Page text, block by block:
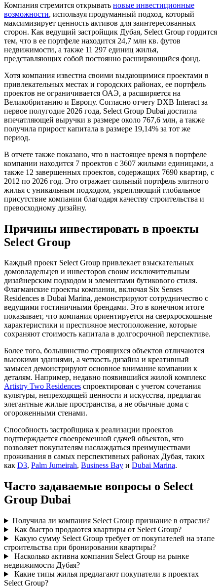
Компания стремится открывать новые инвестиционные
возможности, используя продуманный подход, который
максимизирует ценность активов для заинтересованных
сторон. Как ведущий застройщик Дубая, Select Group гордится
тем, что в ее портфеле находится 24,7 млн ​​кв. футов
недвижимости, а также 11 297 единиц жилья,
представляющих собой постоянно расширяющийся фонд.
Хотя компания известна своими выдающимися проектами в
привлекательных местах и ​​городских районах, ее портфель
проектов не ограничивается ОАЭ, а расширяется на
Великобританию и Европу. Согласно отчету DXB Interact за
первое полугодие 2026 года, Select Group Dubai достигла
впечатляющей выручки в размере около 767,6 млн, а также
получила прирост капитала в размере 19,14% за тот же
период.
В отчете также показано, что в настоящее время в портфеле
компании находится 7 проектов с 3607 жилыми единицами, а
также 12 завершенных проектов, содержащих 7690 квартир, с
2012 по 2026 год. Это отражает сильный портфель элитного
жилья с уникальным подходом, укрепляющий глобальное
присутствие компании благодаря качеству строительства и
превосходному дизайну.
Причины инвестировать в проекты
Select Group
Каждый проект Select Group привлекает взыскательных
домовладельцев и инвесторов своим исключительным
дизайнерским подходом и элементами бутикового стиля.
Флагманские проекты компании, включая Six Senses
Residences в Dubai Marina, демонстрируют сотрудничество с
ведущими гостиничными брендами. Это в конечном итоге
показывает, что компания ориентируется на сверхроскошные
характеристики и престижное местоположение, которые
сохраняют стоимость капитала в долгосрочной перспективе.
Более того, большинство строящихся объектов отличаются
высокими зданиями, а четкость дизайна и креативный
замысел демонстрируют основное внимание компании к
деталям. Например, недавно появившийся жилой комплекс
Artistry Two Residences спроектирован с учетом сочетания
культуры, непреходящей ценности и искусства, предлагая
элегантные жилые пространства, а не обычные дома с
огороженными стенами.
Способность застройщика к реализации проектов
подтверждается своевременной сдачей объектов, что
позволяет покупателям наслаждаться преимуществами
проживания в самых перспективных районах Дубая, таких
как D3, Palm Jumeirah, Business Bay и Dubai Marina.
Часто задаваемые вопросы о Select
Group Dubai
Получила ли компания Select Group признание в отрасли?
Как быстро продаются квартиры от Select Group?
Какую сумму Select Group требует от покупателей на этапе
строительства при бронировании квартиры?
Насколько активна компания Select Group на рынке
недвижимости Дубая?
Какие типы жилья предлагают покупатели в проектах
Select Group?